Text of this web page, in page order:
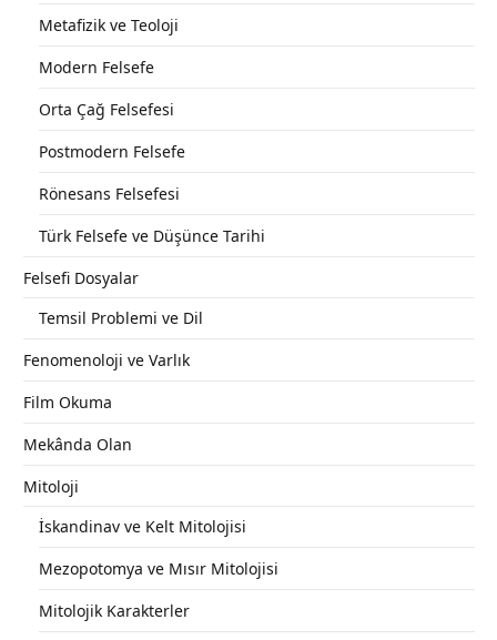
Metafizik ve Teoloji
Modern Felsefe
Orta Çağ Felsefesi
Postmodern Felsefe
Rönesans Felsefesi
Türk Felsefe ve Düşünce Tarihi
Felsefi Dosyalar
Temsil Problemi ve Dil
Fenomenoloji ve Varlık
Film Okuma
Mekânda Olan
Mitoloji
İskandinav ve Kelt Mitolojisi
Mezopotomya ve Mısır Mitolojisi
Mitolojik Karakterler